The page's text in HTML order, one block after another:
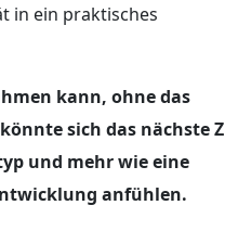
in ein praktisches
kann, ohne das
sich das nächste Z
und mehr wie eine
anfühlen.